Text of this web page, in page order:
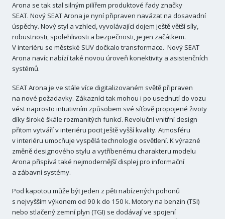
Arona se tak stal silným pilířem produktové řady značky
SEAT. Nový SEAT Arona je nyní připraven navázat na dosavadní
úspěchy. Nový styl a vzhled, vyvolávající dojem ještě větší síly,
robustnosti, spolehlivosti a bezpečnosti, je jen začátkem.
V interiéru se městské SUV dočkalo transformace. Nový SEAT
Arona navíc nabízí také novou úroveň konektivity a asistenčních
systémů.
SEAT Arona je ve stále více digitalizovaném světě připraven
na nové požadavky. Zákazníci tak mohou i po usednutí do vozu
vést naprosto intuitivním způsobem své síťově propojené životy
díky široké škále rozmanitých funkcí. Revoluční vnitřní design
přitom vytváří v interiéru pocit ještě vyšší kvality. Atmosféru
v interiéru umocňuje vyspělá technologie osvětlení. K výrazné
změně designového stylu a vytříbenému charakteru modelu
Arona přispívá také nejmodernější displej pro informační
a zábavní systémy.
Pod kapotou může být jeden z pěti nabízených pohonů
s nejvyšším výkonem od 90 k do 150 k. Motory na benzin (TSI)
nebo stlačený zemní plyn (TGI) se dodávají ve spojení